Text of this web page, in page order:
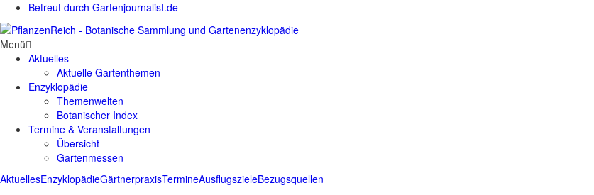
Betreut durch Gartenjournalist.de
AktuellesEnzyklopädieGärtnerpraxisTermineAusflugszieleBezugsquellen
Menü
Aktuelles
Aktuelle Gartenthemen
Enzyklopädie
Themenwelten
Botanischer Index
Termine & Veranstaltungen
Übersicht
Gartenmessen